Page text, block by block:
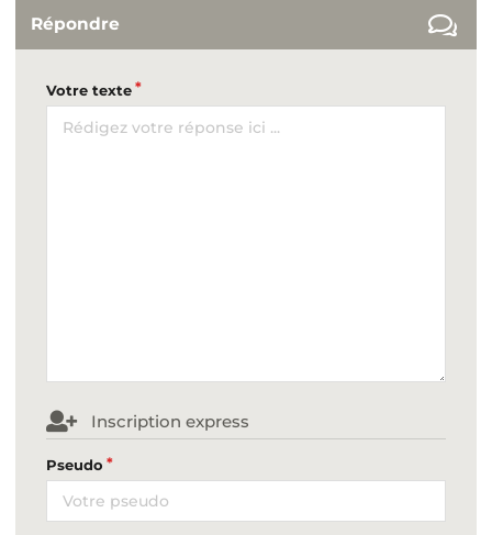
Répondre
Votre texte
Inscription express
Pseudo